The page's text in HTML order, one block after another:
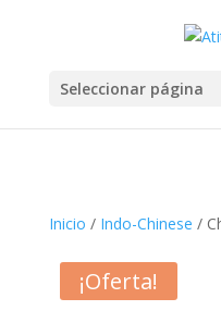
Seleccionar página
Inicio / Indo-Chinese /
¡Oferta!